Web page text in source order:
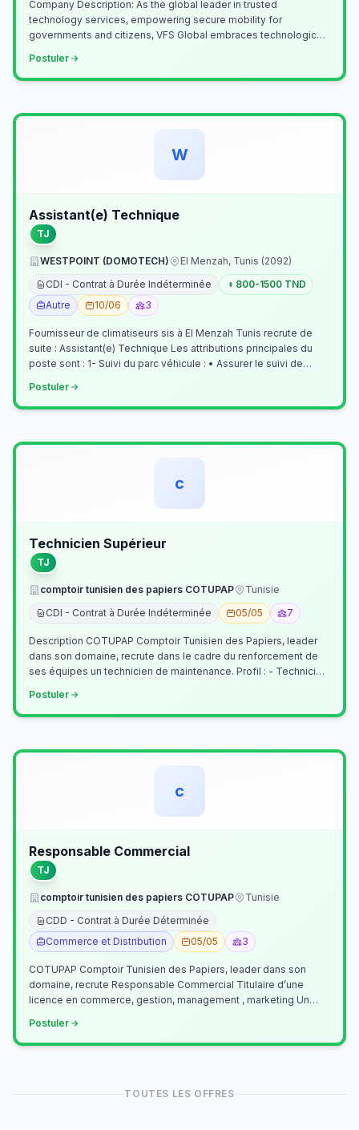
Company Description: As the global leader in trusted
technology services, empowering secure mobility for
governments and citizens, VFS Global embraces technological
Postuler
W
Assistant(e) Technique
TJ
WESTPOINT (DOMOTECH)
El Menzah, Tunis (2092)
CDI - Contrat à Durée Indéterminée
800-1500 TND
Autre
10/06 3
Fournisseur de climatiseurs sis à El Menzah Tunis recrute de
suite : Assistant(e) Technique Les attributions principales du
poste sont : 1- Suivi du parc véhicule : • Assurer le suivi de
Postuler
c
Technicien Supérieur
TJ
comptoir tunisien des papiers COTUPAP
Tunisie
CDI - Contrat à Durée Indéterminée
05/05 7
Description COTUPAP Comptoir Tunisien des Papiers, leader
dans son domaine, recrute dans le cadre du renforcement de
ses équipes un technicien de maintenance. Profil : - Technicien
Postuler
c
Responsable Commercial
TJ
comptoir tunisien des papiers COTUPAP
Tunisie
CDD - Contrat à Durée Déterminée
Commerce et Distribution
05/05 3
COTUPAP Comptoir Tunisien des Papiers, leader dans son
domaine, recrute Responsable Commercial Titulaire d’une
licence en commerce, gestion, management , marketing Un
Postuler
TOUTES LES OFFRES